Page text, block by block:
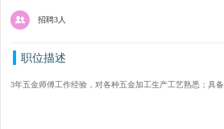
招聘3人
职位描述
3年五金师傅工作经验，对各种五金加工生产工艺熟悉；具